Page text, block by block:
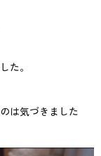
た。
は気づきました